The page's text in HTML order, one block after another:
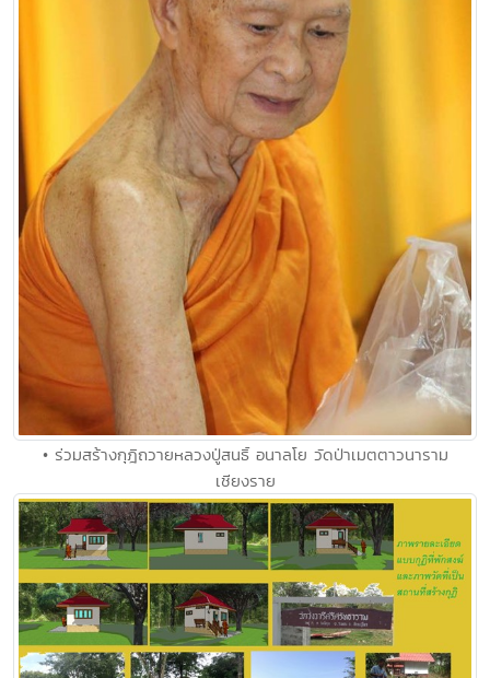
• ร่วมสร้างกุฎิถวายหลวงปู่สนธิ์ อนาลโย วัดป่าเมตตาวนาราม
เชียงราย